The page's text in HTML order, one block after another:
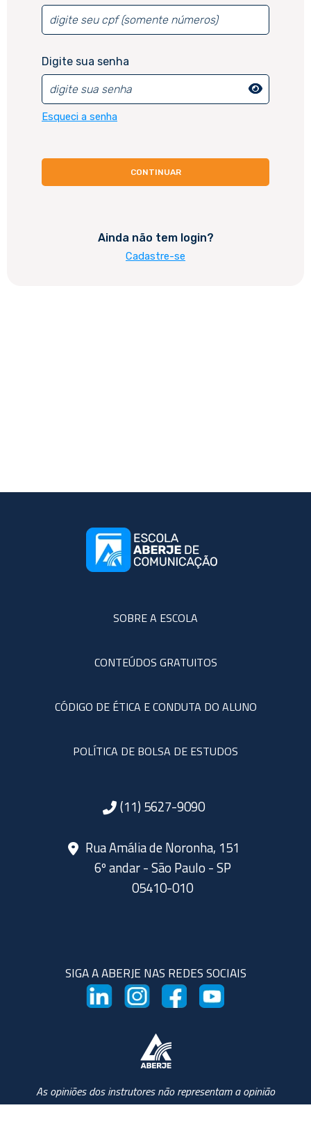
Digite seu CPF
Digite sua senha
Esqueci a senha
Ainda não tem login?
Cadastre-se
SOBRE A ESCOLA
CONTEÚDOS GRATUITOS
CÓDIGO DE ÉTICA E CONDUTA DO ALUNO
POLÍTICA DE BOLSA DE ESTUDOS
(11) 5627-9090
Rua Amália de Noronha, 151
6º andar - São Paulo - SP
05410-010
SIGA A ABERJE NAS REDES SOCIAIS
As opiniões dos instrutores não representam a opinião
da Aberje e da Escola Aberje de Comunicação